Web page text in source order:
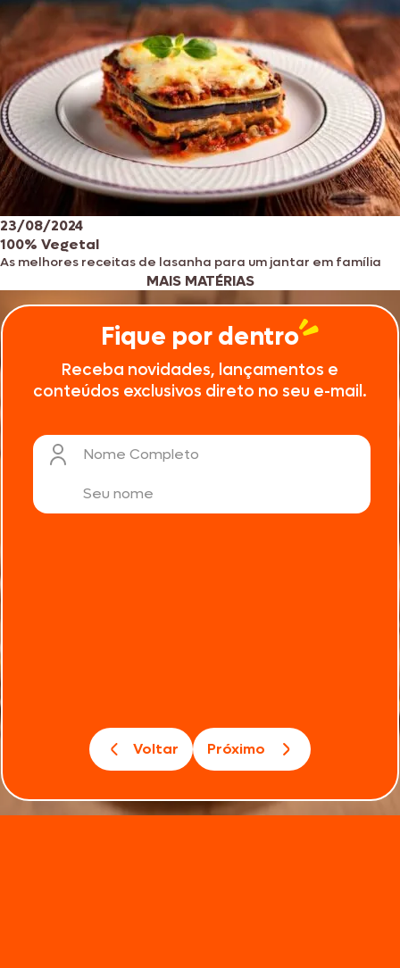
23/08/2024
100% Vegetal
As melhores receitas de lasanha para um jantar em família
MAIS MATÉRIAS
Fique por dentro
Receba novidades, lançamentos e
conteúdos exclusivos direto no seu e-mail.
Nome Completo
Voltar Próximo